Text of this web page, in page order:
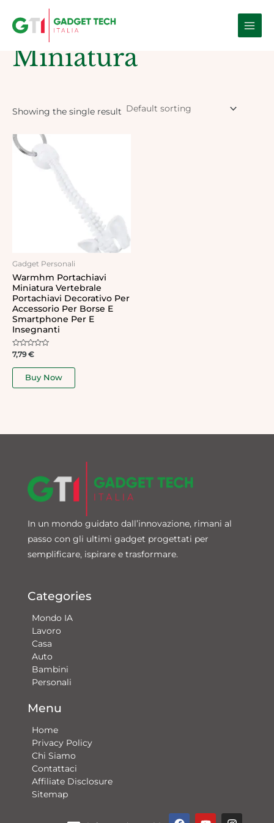
Main
Home / Products tagged “Miniatura”
Miniatura
Showing the single result
Gadget Personali
Warmhm Portachiavi
Miniatura Vertebrale
Portachiavi Decorativo Per
Accessorio Per Borse E
Smartphone Per E
Insegnanti
Rated
out
7,79€
Buy Now
In un mondo guidato dall’innovazione, rimani al
passo con gli ultimi gadget progettati per
semplificare, ispirare e trasformare.
Categories
Mondo IA
Lavoro
Casa
Auto
Bambini
Personali
Menu
Home
Privacy Policy
Chi Siamo
Contattaci​
Affiliate Disclosure
Sitemap
F
Y
I
G